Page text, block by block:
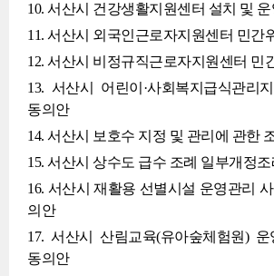
10. 서산시 건강생활지원센터 설치 및
11. 서산시 외국인근로자지원센터 민간
12. 서산시 비정규직근로자지원센터 민
13. 서산시 어린이·사회복지급식관리
동의안
14. 서산시 보호수 지정 및 관리에 관한
15. 서산시 상수도 급수 조례 일부개정
16. 서산시 재활용 선별시설 운영관리
의안
17. 서산시 산림교육(유아숲체험원) 운
동의안